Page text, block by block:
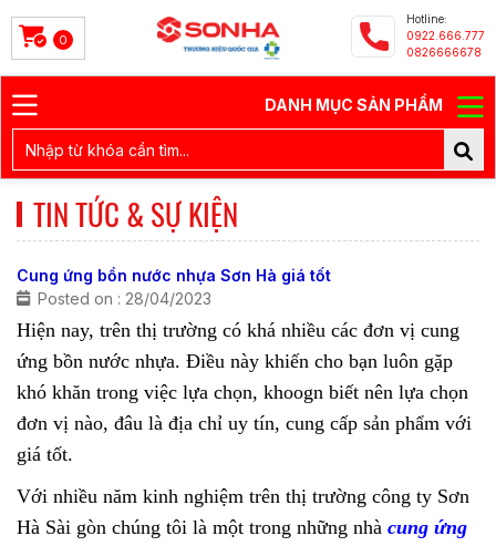
0
Hotline:
0922.666.777
0826666678
DANH MỤC SẢN PHẨM
TIN TỨC & SỰ KIỆN
Cung ứng bồn nước nhựa Sơn Hà giá tốt
Posted on : 28/04/2023
Hiện nay, trên thị trường có khá nhiều các đơn vị cung
ứng bồn nước nhựa. Điều này khiến cho bạn luôn gặp
khó khăn trong việc lựa chọn, khoogn biết nên lựa chọn
đơn vị nào, đâu là địa chỉ uy tín, cung cấp sản phẩm với
giá tốt.
Với nhiều năm kinh nghiệm trên thị trường công ty Sơn
Hà Sài gòn chúng tôi là một trong những nhà cung ứng